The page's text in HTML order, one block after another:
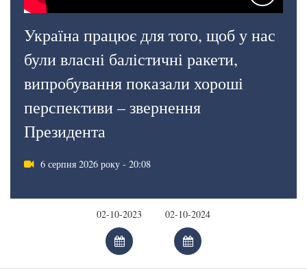
Україна працює для того, щоб у нас
були власні балістичні ракети,
випробування показали хороші
перспективи – звернення
Президента
6 серпня 2026 року - 20:08